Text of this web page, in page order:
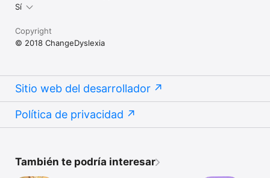
Sí
Copyright
© 2018 ChangeDyslexia
Sitio web del desarrollador
Política de privacidad
También te podría interesar